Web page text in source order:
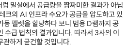
밀실에서 공급량을 짬짜미한 결과가 아닙
크의 AI 인프라 수요가 공급을 압도하고 있
펠렛을 할당하다 보니 범용 D램까지 공
수급 법칙의 결과입니다. 따라서 3사의 이
관하게 굳건할 것입니다.